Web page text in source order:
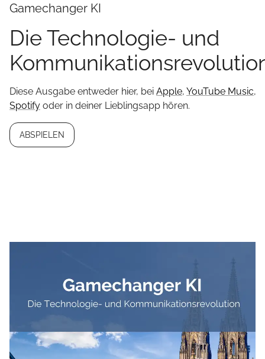
Gamechanger KI
Die Technologie- und
Diese Ausgabe entweder hier, bei Apple, YouTube Music,
Spotify oder in deiner Lieblingsapp hören.
ABSPIELEN